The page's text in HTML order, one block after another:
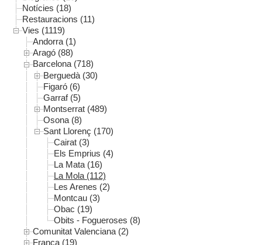
Notícies (18)
Restauracions (11)
Vies (1119)
Andorra (1)
Aragó (88)
Barcelona (718)
Berguedà (30)
Figaró (6)
Garraf (5)
Montserrat (489)
Osona (8)
Sant Llorenç (170)
Cairat (3)
Els Emprius (4)
La Mata (16)
La Mola (112)
Les Arenes (2)
Montcau (3)
Obac (19)
Obits - Fogueroses (8)
Comunitat Valenciana (2)
França (19)